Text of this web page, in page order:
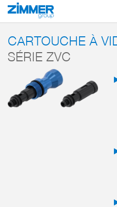
Démarrage Produits
CARTOUCHE À
SÉRIE ZVC